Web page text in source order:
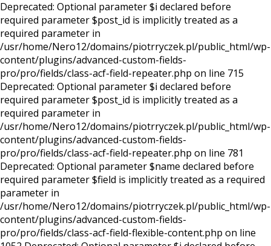
Deprecated: Optional parameter $i declared before
required parameter $post_id is implicitly treated as a
required parameter in
/usr/home/Nero12/domains/piotrryczek.pl/public_html/wp-
content/plugins/advanced-custom-fields-
pro/pro/fields/class-acf-field-repeater.php on line 715
Deprecated: Optional parameter $i declared before
required parameter $post_id is implicitly treated as a
required parameter in
/usr/home/Nero12/domains/piotrryczek.pl/public_html/wp-
content/plugins/advanced-custom-fields-
pro/pro/fields/class-acf-field-repeater.php on line 781
Deprecated: Optional parameter $name declared before
required parameter $field is implicitly treated as a required
parameter in
/usr/home/Nero12/domains/piotrryczek.pl/public_html/wp-
content/plugins/advanced-custom-fields-
pro/pro/fields/class-acf-field-flexible-content.php on line